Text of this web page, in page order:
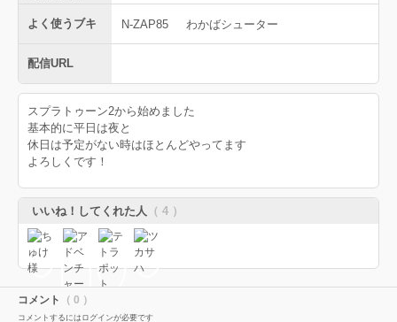
よく使うブキ N-ZAP85 わかばシューター
配信URL
スプラトゥーン2から始めました
基本的に平日は夜と
休日は予定がない時はほとんどやってます
よろしくです！
いいね！してくれた人 （ 4 ）
コメント （ 0 ）
コメントするにはログインが必要です